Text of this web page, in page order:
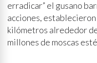
erradicar” el gusano
acciones,
kilómetros alrededor
millones de moscas